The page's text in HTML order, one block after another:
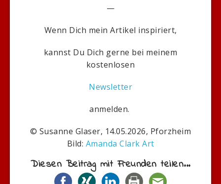
—
Wenn Dich mein Artikel inspiriert,
kannst Du Dich gerne bei meinem
kostenlosen
Newsletter
anmelden.
© Susanne Glaser, 14.05.2026, Pforzheim
Bild: Amanda Clark Art
Diesen Beitrag mit Freunden teilen...